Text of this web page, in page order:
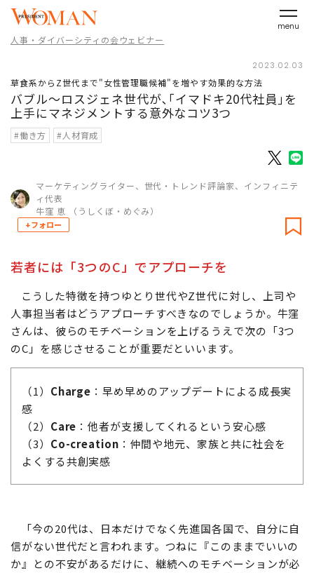
menu
人事・ダイバーシティの会ウェビナー
2023.02.03
草食系からZ世代まで"女性管理職候補"を増やす効果的な方法
バブル～ロスジェネ世代が､｢イマドキ20代社員｣を
上手にマネジメントする意外なコツ3つ
#働き方 #人材育成
マーケティングライター、世代・トレンド評論家、インフィニテ
ィ代表
牛窪 恵 （うしくぼ・めぐみ）
+フォロー
若者には「3つのC」でアプローチを
こうした特徴を持つゆとり世代やZ世代に対し、上司や
人事担当者はどうアプローチすべきなのでしょうか。牛窪
さんは、彼らのモチベーションを上げるうえで次の「3つ
のC」を感じさせることが重要だといいます。
（1） Charge ：早め早めのアップデートによる成長実
感
（2） Care ：他者が支援してくれるという安心感
（3） Co-creation ：仲間や地元、家族と共に社会を
よくする共創実感
「今の20代は、日本だけでなく先進国各国で、自分に自
信がない世代だと言われます。つねに『このままでいいの
か』との不安があるだけに、継続へのモチベーションが必